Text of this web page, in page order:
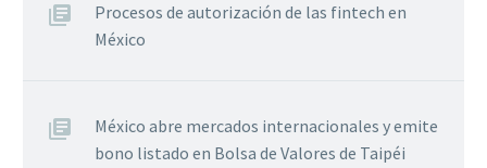
Procesos de autorización de las fintech en
México
México abre mercados internacionales y emite
bono listado en Bolsa de Valores de Taipéi